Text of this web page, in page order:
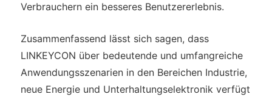
Verbrauchern ein besseres Benutzererlebnis.
Zusammenfassend lässt sich sagen, dass
LINKEYCON über bedeutende und umfangreiche
Anwendungsszenarien in den Bereichen Industrie,
neue Energie und Unterhaltungselektronik verfügt